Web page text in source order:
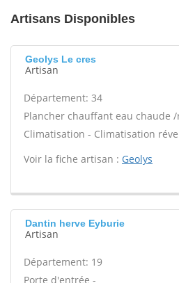
Artisans Disponibles
Geolys Le cres
Artisan
Département: 34
Plancher chauffant eau chaude
Climatisation - Climatisation
Voir la fiche artisan : Geolys
Dantin herve Eyburie
Artisan
Département: 19
Porte d'entrée -